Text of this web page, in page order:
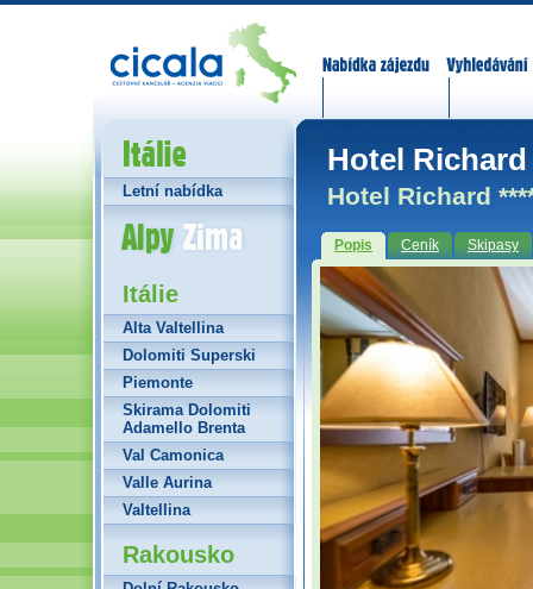
Hotel Richard
Hotel Richard
Popis Ceník Skipasy
Itálie
Letní nabídka
Alpy Zima
Itálie
Alta Valtellina
Dolomiti Superski
Piemonte
Skirama Dolomiti
Adamello Brenta
Val Camonica
Valle Aurina
Valtellina
Rakousko